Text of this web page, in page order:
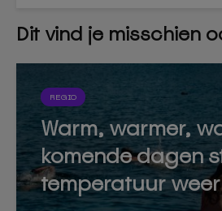
Dit vind je misschien
REGIO
Warm, warmer,
komende dagen
temperatuur weer